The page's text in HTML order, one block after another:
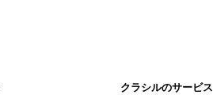
クラシルのサービス